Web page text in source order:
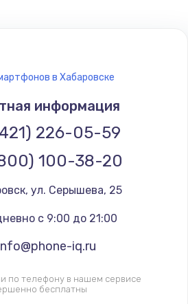
в Хабаровске
информация
226-05-59
100-38-20
, ул. Серышева, 25
с 9:00 до 21:00
iq.ru
по телефону в нашем сервисе
бесплатны